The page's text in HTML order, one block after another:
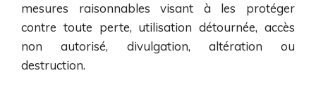
mesures raisonnables visant à les protéger
contre toute perte, utilisation détournée, accès
non autorisé, divulgation, altération ou
destruction.